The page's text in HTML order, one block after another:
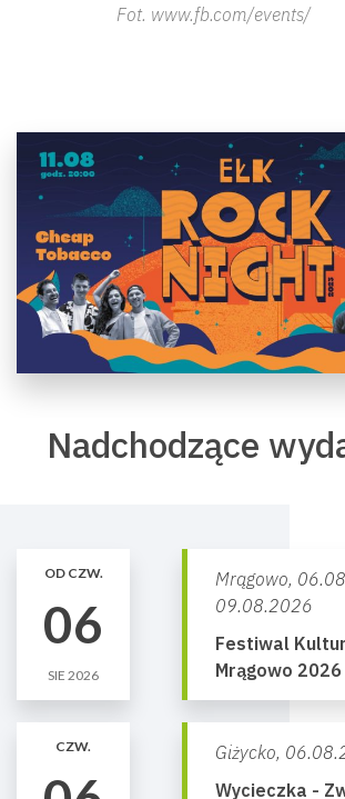
Fot. www.fb.com/events/
Nadchodzące
OD CZW.
06
SIE 2026
Mrągowo,
09.08.2026
Festiwal
Mrągowo 2026
CZW. Giżycko,
Wycieczka -